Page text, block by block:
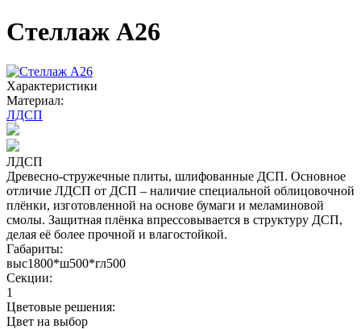
Стеллаж А26
Характеристики
Материал:
ЛДСП
ЛДСП
Древесно-стружечные плиты, шлифованные ДСП. Основное
отличие ЛДСП от ДСП – наличие специальной облицовочной
плёнки, изготовленной на основе бумаги и меламиновой
смолы. Защитная плёнка впрессовывается в структуру ДСП,
делая её более прочной и влагостойкой.
Габариты:
выс1800*ш500*гл500
Секции:
1
Цветовые решения:
Цвет на выбор